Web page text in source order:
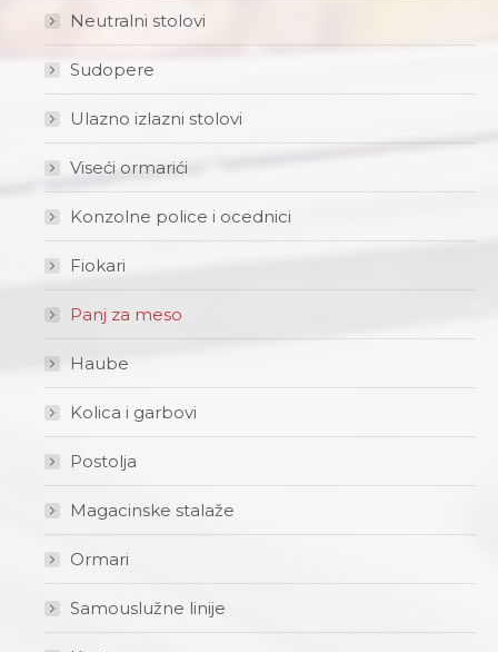
Neutralni stolovi
Sudopere
Ulazno izlazni stolovi
Viseći ormarići
Konzolne police i ocednici
Fiokari
Panj za meso
Haube
Kolica i garbovi
Postolja
Magacinske stalaže
Ormari
Samouslužne linije